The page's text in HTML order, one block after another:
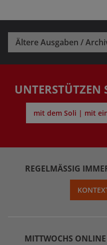
Ältere Ausgaben /
UNTERSTÜTZEN
mit dem Soli | mit
REGELMÄSSIG
MITTWOCHS